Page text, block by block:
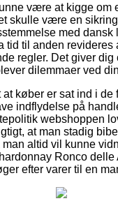
være at kigge om
skulle være en
med dansk
tid til anden revideres
regler. Det giver dig
dilemmaer ved
at køber er sat ind i
indflydelse på
webshoppen
at man stadig
altid vil kunne
Ronco delle
efter varer til en